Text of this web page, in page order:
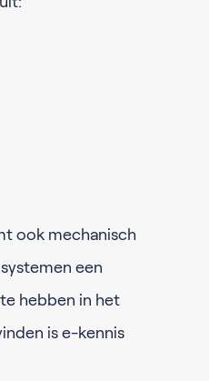
ook mechanisch
een
hebben in het
is e-kennis